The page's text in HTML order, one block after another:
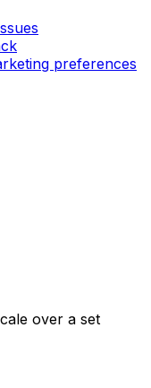
preferences
over a set